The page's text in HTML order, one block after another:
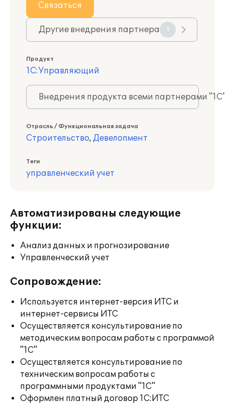
Связаться
Другие внедрения партнера 1
Продукт
1С:Управляющий
Внедрения продукта всеми партнерами
Отрасль / Функциональная задача
Строительство, Девелопмент
Теги
управленческий учет
Автоматизированы следующие
функции:
Анализ данных и прогнозирование
Управленческий учет
Сопровождение:
Используется интернет-версия ИТС и
интернет-сервисы ИТС
Осуществляется консультирование по
методическим вопросам работы с программой
"1С"
Осуществляется консультирование по
техническим вопросам работы с
программными продуктами "1С"
Оформлен платный договор 1С:ИТС